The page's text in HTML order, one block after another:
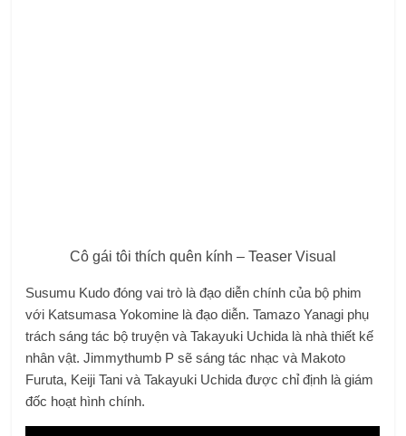
Cô gái tôi thích quên kính – Teaser Visual
Susumu Kudo đóng vai trò là đạo diễn chính của bộ phim
với Katsumasa Yokomine là đạo diễn. Tamazo Yanagi phụ
trách sáng tác bộ truyện và Takayuki Uchida là nhà thiết kế
nhân vật. Jimmythumb P sẽ sáng tác nhạc và Makoto
Furuta, Keiji Tani và Takayuki Uchida được chỉ định là giám
đốc hoạt hình chính.